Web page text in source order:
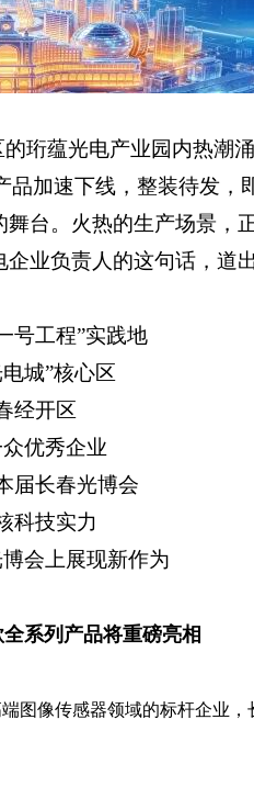
珩蕴光电产业园内热潮
加速下线，整装待发，
舞台。火热的生产场景，
业负责人的这句话，道
号工程”实践地
城”核心区
经开区
优秀企业
届长春光博会
科技实力
会上展现新作为
系列产品将重磅亮相
图像传感器领域的标杆企业